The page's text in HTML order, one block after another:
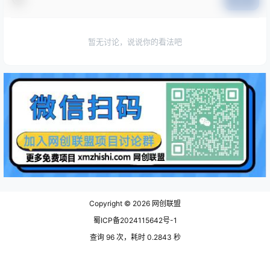
暂无讨论，说说你的看法吧
Copyright © 2026 网创联盟
蜀ICP备2024115642号-1
查询 96 次，耗时 0.2843 秒